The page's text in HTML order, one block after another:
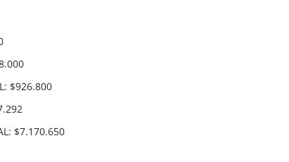
$926.800
$7.170.650